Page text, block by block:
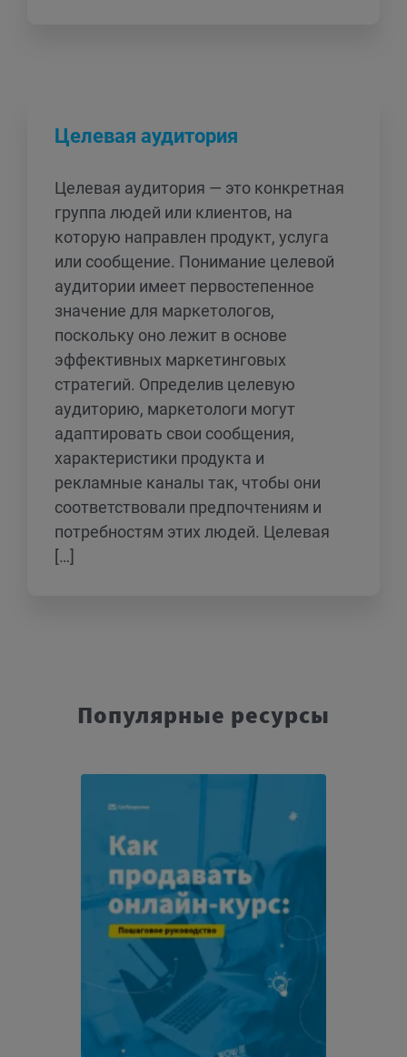
Целевая аудитория
Целевая аудитория — это конкретная
группа людей или клиентов, на
которую направлен продукт, услуга
или сообщение. Понимание целевой
аудитории имеет первостепенное
значение для маркетологов,
поскольку оно лежит в основе
эффективных маркетинговых
стратегий. Определив целевую
аудиторию, маркетологи могут
адаптировать свои сообщения,
характеристики продукта и
рекламные каналы так, чтобы они
соответствовали предпочтениям и
потребностям этих людей. Целевая
[…]
Популярные ресурсы